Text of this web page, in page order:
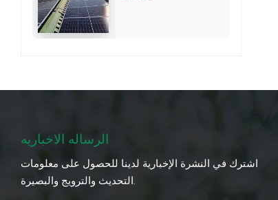
الرساله الاخباريه
اشترك في النشرة الإخبارية لدينا للحصول على معلومات
التحديث والترويج والبصيرة.